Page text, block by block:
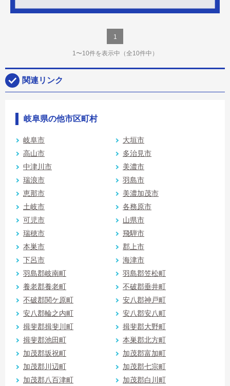
1
1〜10件を表示中 （全10件中）
関連リンク
岐阜県の他市区町村
岐阜市
大垣市
高山市
多治見市
中津川市
美濃市
瑞浪市
羽島市
恵那市
美濃加茂市
土岐市
各務原市
可児市
山県市
瑞穂市
飛騨市
本巣市
郡上市
下呂市
海津市
羽島郡岐南町
羽島郡笠松町
養老郡養老町
不破郡垂井町
不破郡関ケ原町
安八郡神戸町
安八郡輪之内町
安八郡安八町
揖斐郡揖斐川町
揖斐郡大野町
揖斐郡池田町
本巣郡北方町
加茂郡坂祝町
加茂郡富加町
加茂郡川辺町
加茂郡七宗町
加茂郡八百津町
加茂郡白川町